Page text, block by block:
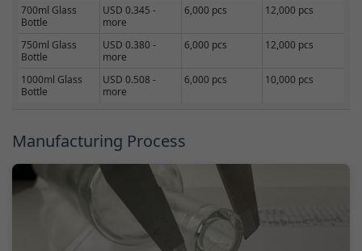
700ml Glass
Bottle
USD 0.345 -
more
6,000 pcs 12,000 pcs
750ml Glass
Bottle
USD 0.380 -
more
6,000 pcs 12,000 pcs
1000ml Glass
Bottle
USD 0.508 -
more
6,000 pcs 10,000 pcs
Manufacturing Process